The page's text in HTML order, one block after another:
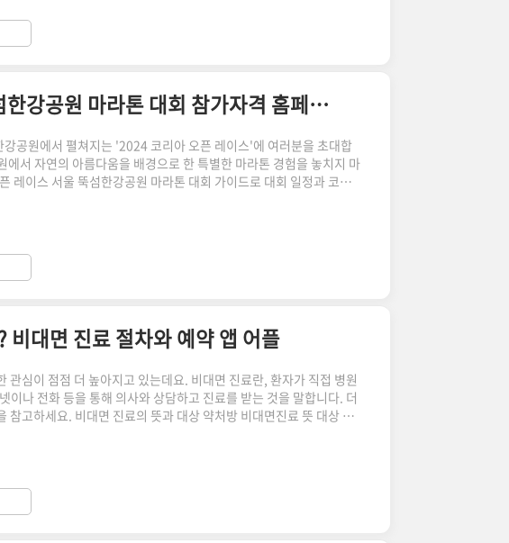
등 봄꽃 축제 정보를 총정리했습니다. 놓치지 말아야 할 축제로는 우
화축제, 구례 산수유축 po..
2024 코리아 오픈 레이스 서울 뚝섬한강공원 마라톤 대회 참가자격 홈페이지 신청
강공원에서 펼쳐지는 '2024 코리아 오픈 레이스'에 여러분을 초대합
에서 자연의 아름다움을 배경으로 한 특별한 마라톤 경험을 놓치지 마
레이스 서울 뚝섬한강공원 마라톤 대회 가이드로 대회 일정과 코스
청하세요. 바로 신청하실 분들을 위해 홈페이지 신청링크 먼저 남겨
강공원 수변광장 참가 종목: 하프(21.0975km), 10km, 5km 대회
아오픈레이스 2024 코리아..
비대면 진료 절차와 예약 앱 어플
관심이 점점 더 높아지고 있는데요. 비대면 진료란, 환자가 직접 병원
이나 전화 등을 통해 의사와 상담하고 진료를 받는 것을 말합니다. 더
참고하세요. 비대면 진료의 뜻과 대상 약처방 비대면진료 뜻 대상 범
대해 알려드리겠습니다. 그리고 비대면진료가 무엇인지 모르는 분들
비대면진료 취약지역 오늘은 비대면 진료 시, 본인확인의무와 더불
히 알아보도록 하겠습니다. 종전에 ..